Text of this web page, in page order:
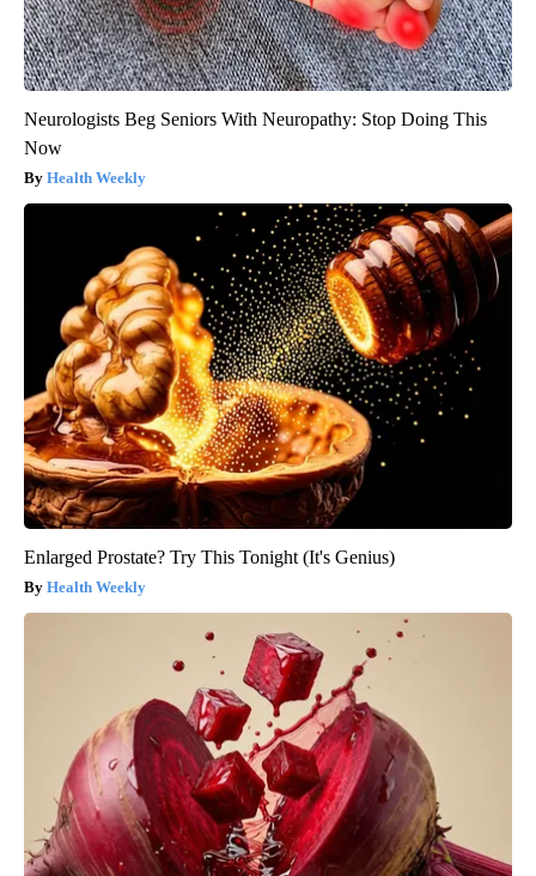
Neurologists Beg Seniors With Neuropathy: Stop Doing This
Now
Health Weekly
Enlarged Prostate? Try This Tonight (It's Genius)
Health Weekly